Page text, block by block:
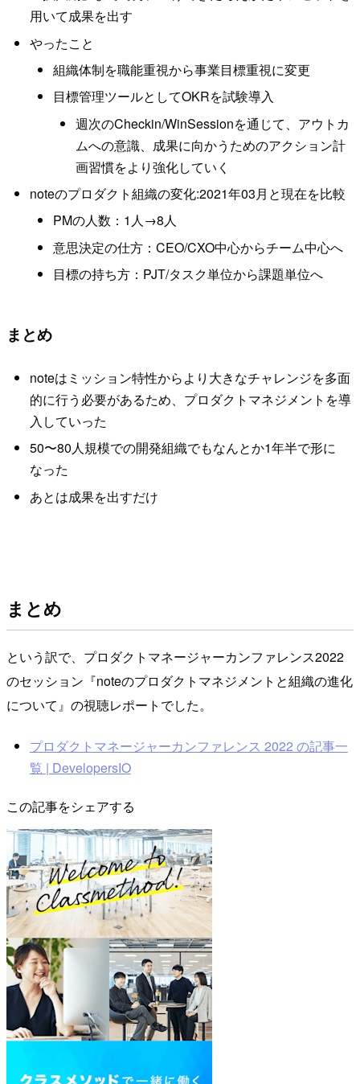
用いて成果を出す
やったこと
組織体制を職能重視から事業目標重視に変更
目標管理ツールとしてOKRを試験導入
週次のCheckin/WinSessionを通じて、アウトカ
ムへの意識、成果に向かうためのアクション計
画習慣をより強化していく
noteのプロダクト組織の変化:2021年03月と現在を比較
PMの人数：1人→8人
意思決定の仕方：CEO/CXO中心からチーム中心へ
目標の持ち方：PJT/タスク単位から課題単位へ
まとめ
noteはミッション特性からより大きなチャレンジを多面
的に行う必要があるため、プロダクトマネジメントを導
入していった
50〜80人規模での開発組織でもなんとか1年半で形に
なった
あとは成果を出すだけ
まとめ
という訳で、プロダクトマネージャーカンファレンス2022
のセッション『noteのプロダクトマネジメントと組織の進化
について』の視聴レポートでした。
プロダクトマネージャーカンファレンス 2022 の記事一
覧 | DevelopersIO
この記事をシェアする